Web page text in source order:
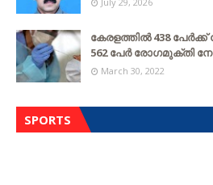
കേരളത്തില്‍ 438
562 പേര്‍ രോഗമുക്തി
March 30, 2022
SPORTS